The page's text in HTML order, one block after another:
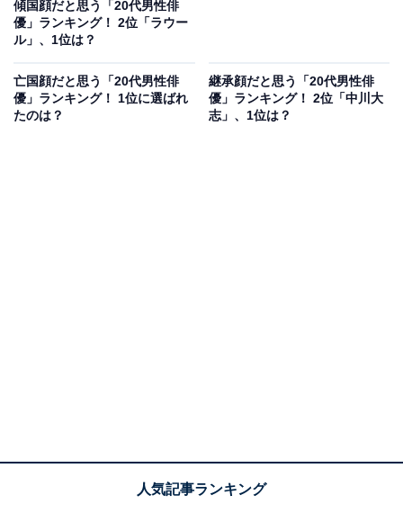
象を与える」（20代男性／静岡県）、「老若男女に好か
れる笑顔の好青年だと思うからです」（60代女性／愛知
象な顔をしていると思うから」（30代女性／福岡県）な
どの声が上がりました。
傾国顔だと思う「20代男性俳
優」ランキング！ 2位「ラウー
ル」、1位は？
亡国顔だと思う「20代男性俳
優」ランキング！ 1位に選ばれ
たのは？
継承顔だと思う「20代男性俳
優」ランキング！ 2位「中川大
志」、1位は？